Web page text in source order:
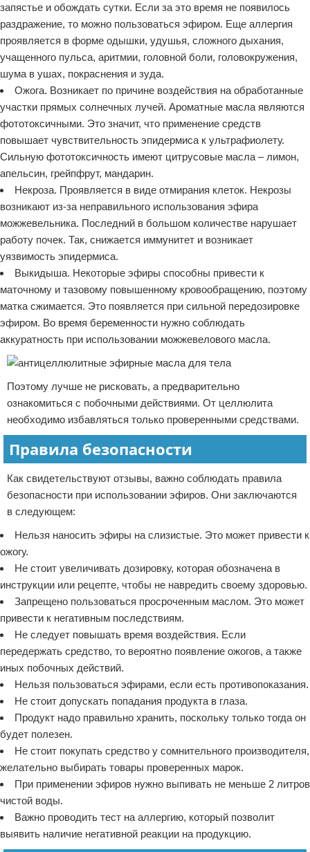
запястье и обождать сутки. Если за это время не появилось
раздражение, то можно пользоваться эфиром. Еще аллергия
проявляется в форме одышки, удушья, сложного дыхания,
учащенного пульса, аритмии, головной боли, головокружения,
шума в ушах, покраснения и зуда.
Ожога. Возникает по причине воздействия на обработанные
участки прямых солнечных лучей. Ароматные масла являются
фототоксичными. Это значит, что применение средств
повышает чувствительность эпидермиса к ультрафиолету.
Сильную фототоксичность имеют цитрусовые масла – лимон,
апельсин, грейпфрут, мандарин.
Некроза. Проявляется в виде отмирания клеток. Некрозы
возникают из-за неправильного использования эфира
можжевельника. Последний в большом количестве нарушает
работу почек. Так, снижается иммунитет и возникает
уязвимость эпидермиса.
Выкидыша. Некоторые эфиры способны привести к
маточному и тазовому повышенному кровообращению, поэтому
матка сжимается. Это появляется при сильной передозировке
эфиром. Во время беременности нужно соблюдать
аккуратность при использовании можжевелового масла.
Поэтому лучше не рисковать, а предварительно
ознакомиться с побочными действиями. От целлюлита
необходимо избавляться только проверенными средствами.
Правила безопасности
Как свидетельствуют отзывы, важно соблюдать правила
безопасности при использовании эфиров. Они заключаются
в следующем:
Нельзя наносить эфиры на слизистые. Это может привести к
ожогу.
Не стоит увеличивать дозировку, которая обозначена в
инструкции или рецепте, чтобы не навредить своему здоровью.
Запрещено пользоваться просроченным маслом. Это может
привести к негативным последствиям.
Не следует повышать время воздействия. Если
передержать средство, то вероятно появление ожогов, а также
иных побочных действий.
Нельзя пользоваться эфирами, если есть противопоказания.
Не стоит допускать попадания продукта в глаза.
Продукт надо правильно хранить, поскольку только тогда он
будет полезен.
Не стоит покупать средство у сомнительного производителя,
желательно выбирать товары проверенных марок.
При применении эфиров нужно выпивать не меньше 2 литров
чистой воды.
Важно проводить тест на аллергию, который позволит
выявить наличие негативной реакции на продукцию.